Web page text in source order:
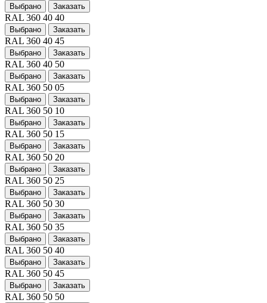
Выбрано Заказать
RAL 360 40 40
Выбрано Заказать
RAL 360 40 45
Выбрано Заказать
RAL 360 40 50
Выбрано Заказать
RAL 360 50 05
Выбрано Заказать
RAL 360 50 10
Выбрано Заказать
RAL 360 50 15
Выбрано Заказать
RAL 360 50 20
Выбрано Заказать
RAL 360 50 25
Выбрано Заказать
RAL 360 50 30
Выбрано Заказать
RAL 360 50 35
Выбрано Заказать
RAL 360 50 40
Выбрано Заказать
RAL 360 50 45
Выбрано Заказать
RAL 360 50 50